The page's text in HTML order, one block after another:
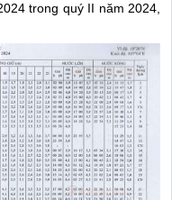
trong quý II năm 2024,